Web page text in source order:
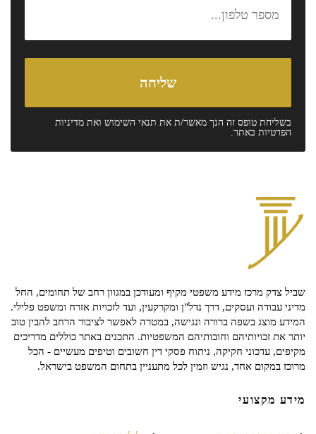
בשליחת טופס זה הנך מאשר/ת את תנאי השימוש ואת מדיניות
הפרטיות באתר.
שביל צדק מרכז מידע משפטי מקיף ומעודכן במגוון רחב של תחומים, החל
מדיני עבודה ועסקים, דרך נדל"ן ומקרקעין, ועד לזכויות אזרח ומשפט פלילי.
המידע מוצג בשפה ברורה ונגישה, במטרה לאפשר לציבור הרחב להבין טוב
יותר את זכויותיהם וחובותיהם המשפטיות. התכנים באתר כוללים מדריכים
מקיפים, עדכוני חקיקה, ניתוח פסקי דין חשובים וטיפים מעשיים - הכל
מרוכז במקום אחד, נגיש וזמין לכל מתעניין בתחום המשפט בישראל.
מידע מקצועי